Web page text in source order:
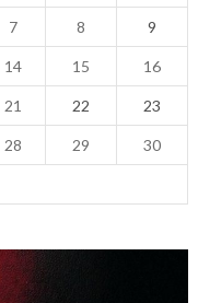
7 8 9
14 15 16
21 22 23
28 29 30